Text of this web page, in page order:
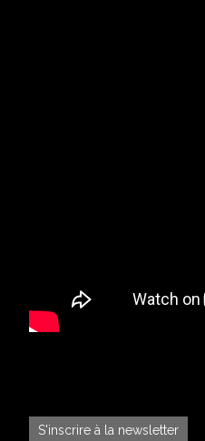
S'inscrire à la newsletter